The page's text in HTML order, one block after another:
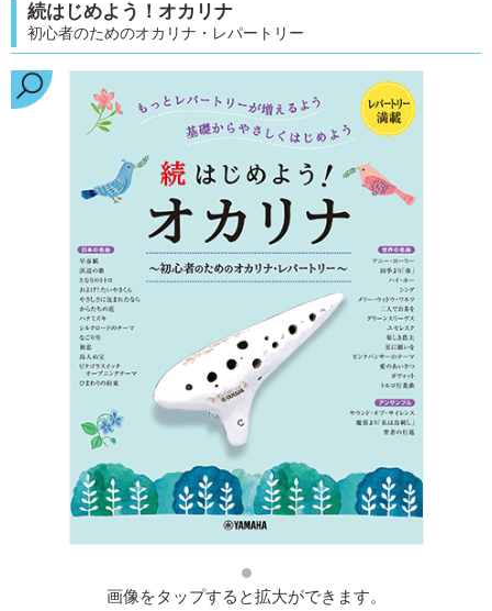
続はじめよう！オカリナ
初心者のためのオカリナ・レパートリー
画像をタップすると拡大ができます。